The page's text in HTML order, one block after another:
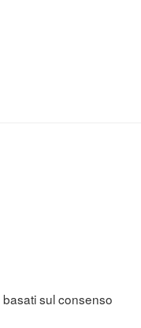
sul consenso